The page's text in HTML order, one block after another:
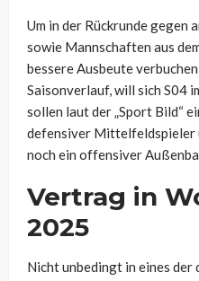
Um in der Rückrunde gegen
sowie Mannschaften aus
bessere Ausbeute
Saisonverlauf, will sich S04
sollen laut der „Sport Bild“
defensiver Mittelfeldspieler
noch ein offensiver
Vertrag in
2025
Nicht unbedingt in eines der